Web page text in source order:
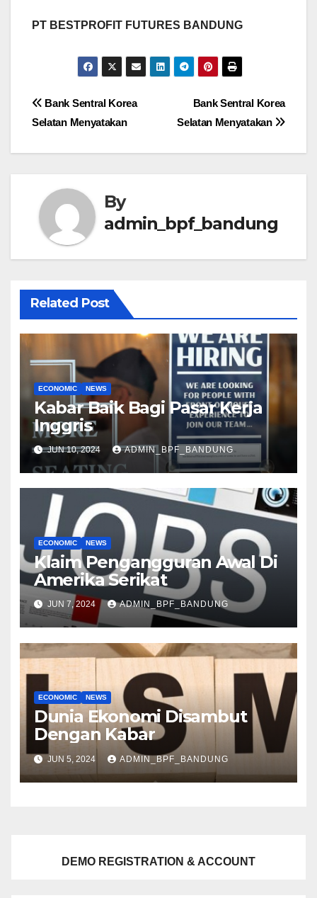
PT BESTPROFIT FUTURES BANDUNG
Post
navigation
Bank Sentral Korea
Selatan Menyatakan
Bank Sentral Korea
Selatan Menyatakan
By
admin_bpf_bandung
Related Post
ECONOMIC NEWS
Kabar Baik Bagi Pasar Kerja
Inggris
JUN 10, 2024 ADMIN_BPF_BANDUNG
ECONOMIC NEWS
Klaim Pengangguran Awal Di
Amerika Serikat
JUN 7, 2024 ADMIN_BPF_BANDUNG
ECONOMIC NEWS
Dunia Ekonomi Disambut
Dengan Kabar
JUN 5, 2024 ADMIN_BPF_BANDUNG
DEMO REGISTRATION & ACCOUNT